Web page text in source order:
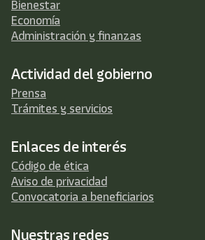
Bienestar
Economía
Administración y finanzas
Actividad del gobierno
Prensa
Trámites y servicios
Enlaces de interés
Código de ética
Aviso de privacidad
Convocatoria a beneficiarios
Nuestras redes